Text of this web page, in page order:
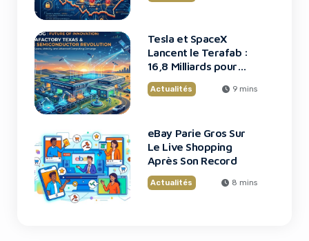
Tesla et SpaceX
Lancent le Terafab :
16,8 Milliards pour
une Usine de Puces
Révolutionnaire
Actualités 9 mins
eBay Parie Gros Sur
Le Live Shopping
Après Son Record
Actualités 8 mins